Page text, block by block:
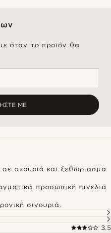
όταν το προϊόν θα
ΜΕ
σκουριά και ξεθώριασμα
προσωπική πινελιά
σιγουριά.
3.5